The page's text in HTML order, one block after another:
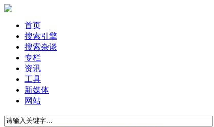
首页
搜索引擎
搜索杂谈
专栏
资讯
工具
新媒体
网站